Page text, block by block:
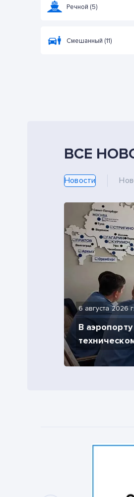
Речной (5)
Смешанный (11)
ВСЕ
Новости
6 августа 2026
В